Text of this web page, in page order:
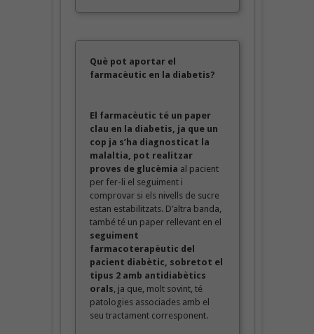
Què pot aportar el
farmacèutic en la diabetis?
El farmacèutic té un paper
clau en la diabetis, ja que un
cop ja s’ha diagnosticat la
malaltia, pot realitzar
proves de glucèmia al pacient
per fer-li el seguiment i
comprovar si els nivells de sucre
estan estabilitzats. D’altra banda,
també té un paper rellevant en el
seguiment
farmacoterapèutic del
pacient diabètic, sobretot el
tipus 2 amb antidiabètics
orals , ja que, molt sovint, té
patologies associades amb el
seu tractament corresponent.